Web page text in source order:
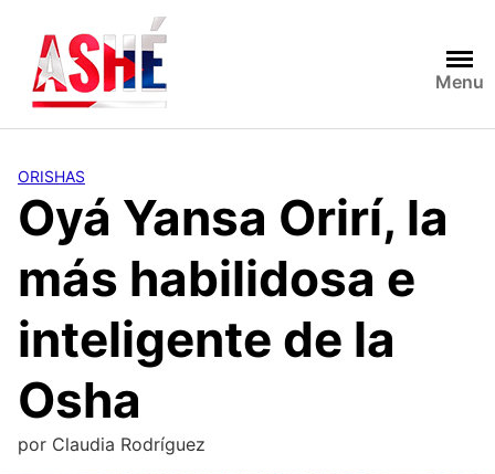
contenido
Menu
ORISHAS
Oyá Yansa Orirí, la
más habilidosa e
inteligente de la
Osha
por Claudia Rodríguez